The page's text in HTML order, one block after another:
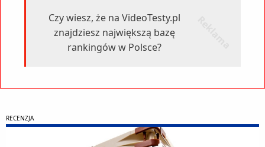
Czy wiesz, że na VideoTesty.pl
znajdziesz największą bazę
rankingów w Polsce?
RECENZJA